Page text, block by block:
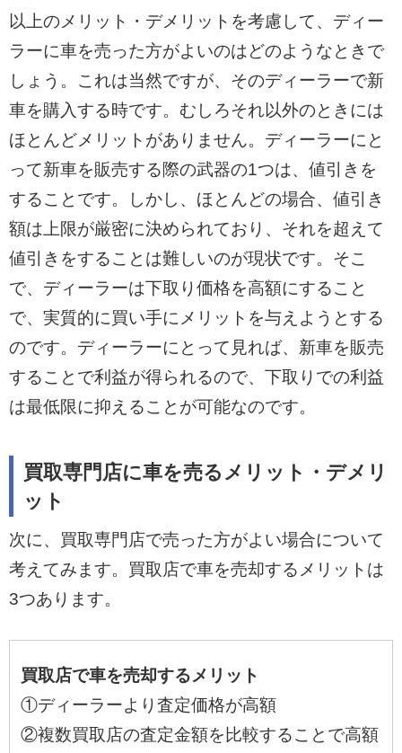
以上のメリット・デメリットを考慮して、ディー
ラーに車を売った方がよいのはどのようなときで
しょう。これは当然ですが、そのディーラーで新
車を購入する時です。むしろそれ以外のときには
ほとんどメリットがありません。ディーラーにと
って新車を販売する際の武器の1つは、値引きを
することです。しかし、ほとんどの場合、値引き
額は上限が厳密に決められており、それを超えて
値引きをすることは難しいのが現状です。そこ
で、ディーラーは下取り価格を高額にすること
で、実質的に買い手にメリットを与えようとする
のです。ディーラーにとって見れば、新車を販売
することで利益が得られるので、下取りでの利益
は最低限に抑えることが可能なのです。
買取専門店に車を売るメリット・デメリ
ット
次に、買取専門店で売った方がよい場合について
考えてみます。買取店で車を売却するメリットは
3つあります。
買取店で車を売却するメリット
①ディーラーより査定価格が高額
②複数買取店の査定金額を比較することで高額